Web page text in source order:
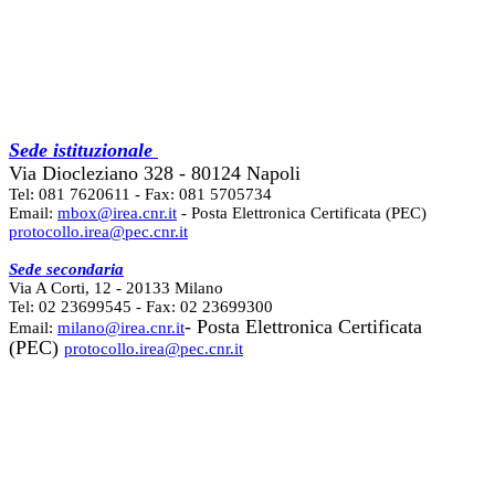
Sede istituzionale
Via Diocleziano 328 - 80124 Napoli
Tel: 081 7620611 - Fax: 081 5705734
Email: mbox@irea.cnr.it - Posta Elettronica Certificata (PEC)
protocollo.irea@pec.cnr.it
Sede secondaria
Via A Corti, 12 - 20133 Milano
Tel: 02 23699545 - Fax: 02 23699300
Email: milano@irea.cnr.it- Posta Elettronica Certificata
(PEC) protocollo.irea@pec.cnr.it